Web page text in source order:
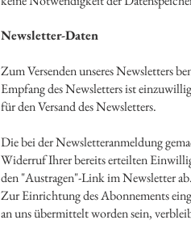
Newsletter-Daten
Zum Versenden unseres Newsletters
Empfang des Newsletters ist
für den Versand des Newsletters.
Die bei der Newsletteranmeldung
Widerruf Ihrer bereits erteilten
den "Austragen"-Link im Newsletter
Zur Einrichtung des Abonnements
an uns übermittelt worden sein,